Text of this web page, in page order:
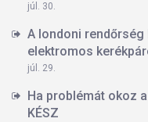
júl. 30.
A londoni
elektromos
júl. 29.
Ha problémát okoz
KÉSZ